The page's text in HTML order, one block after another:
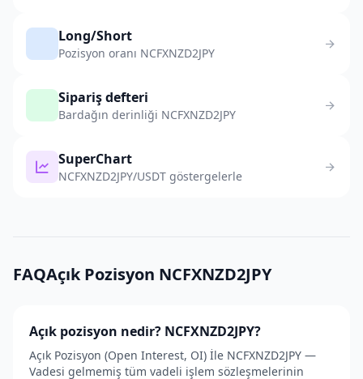
Long/Short
Pozisyon oranı NCFXNZD2JPY
Sipariş defteri
Bardağın derinliği NCFXNZD2JPY
SuperChart
NCFXNZD2JPY/USDT göstergelerle
FAQAçık Pozisyon NCFXNZD2JPY
Açık pozisyon nedir? NCFXNZD2JPY?
Açık Pozisyon (Open Interest, OI) İle NCFXNZD2JPY —
Vadesi gelmemiş tüm vadeli işlem sözleşmelerinin